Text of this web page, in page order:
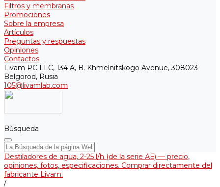
Filtros y membranas
Promociones
Sobre la empresa
Artículos
Preguntas y respuestas
Opiniones
Contactos
Livam PC LLC, 134 A, B. Khmelnitskogo Avenue, 308023
Belgorod, Rusia
105@livamlab.com
Búsqueda
Destiladores de agua, 2-25 l/h (de la serie АЕ) — precio,
opiniones, fotos, especificaciones. Comprar directamente del
fabricante Livam.
/